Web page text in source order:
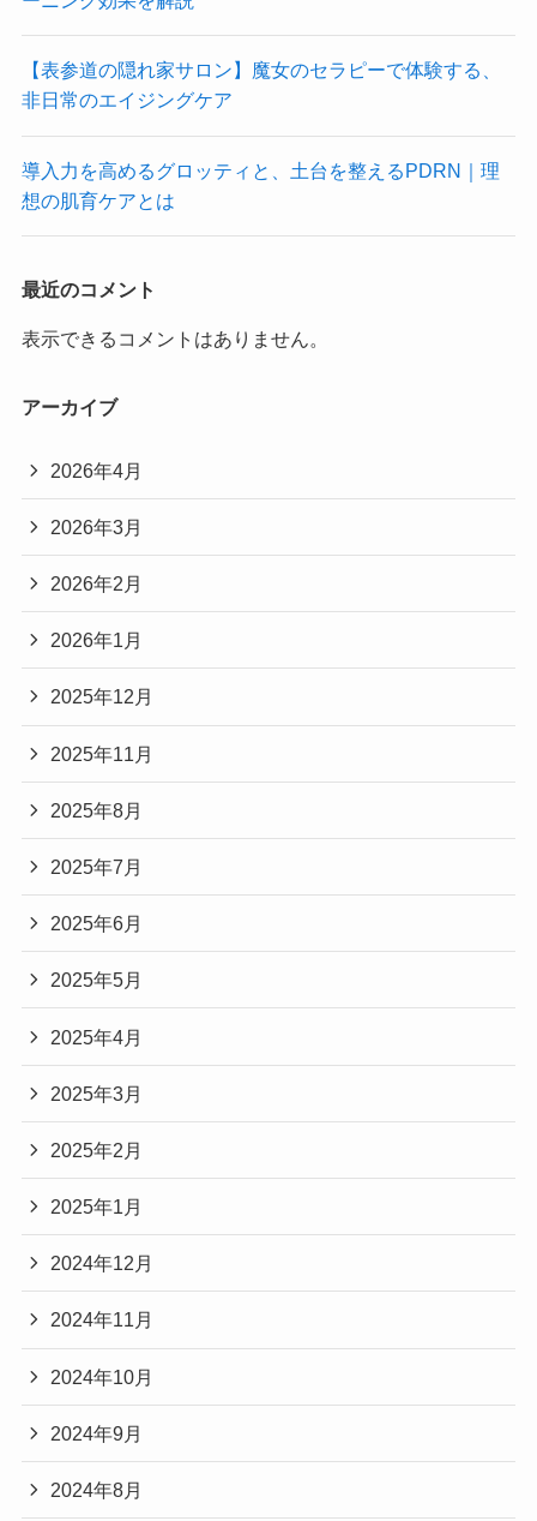
【表参道の隠れ家サロン】魔女のセラピーで体験する、
非日常のエイジングケア
導入力を高めるグロッティと、土台を整えるPDRN｜理
想の肌育ケアとは
最近のコメント
表示できるコメントはありません。
アーカイブ
2026年4月
2026年3月
2026年2月
2026年1月
2025年12月
2025年11月
2025年8月
2025年7月
2025年6月
2025年5月
2025年4月
2025年3月
2025年2月
2025年1月
2024年12月
2024年11月
2024年10月
2024年9月
2024年8月